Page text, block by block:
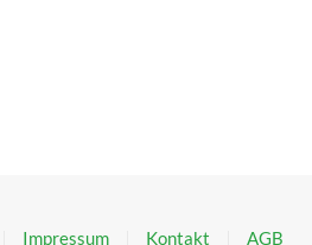
Impressum Kontakt AGB